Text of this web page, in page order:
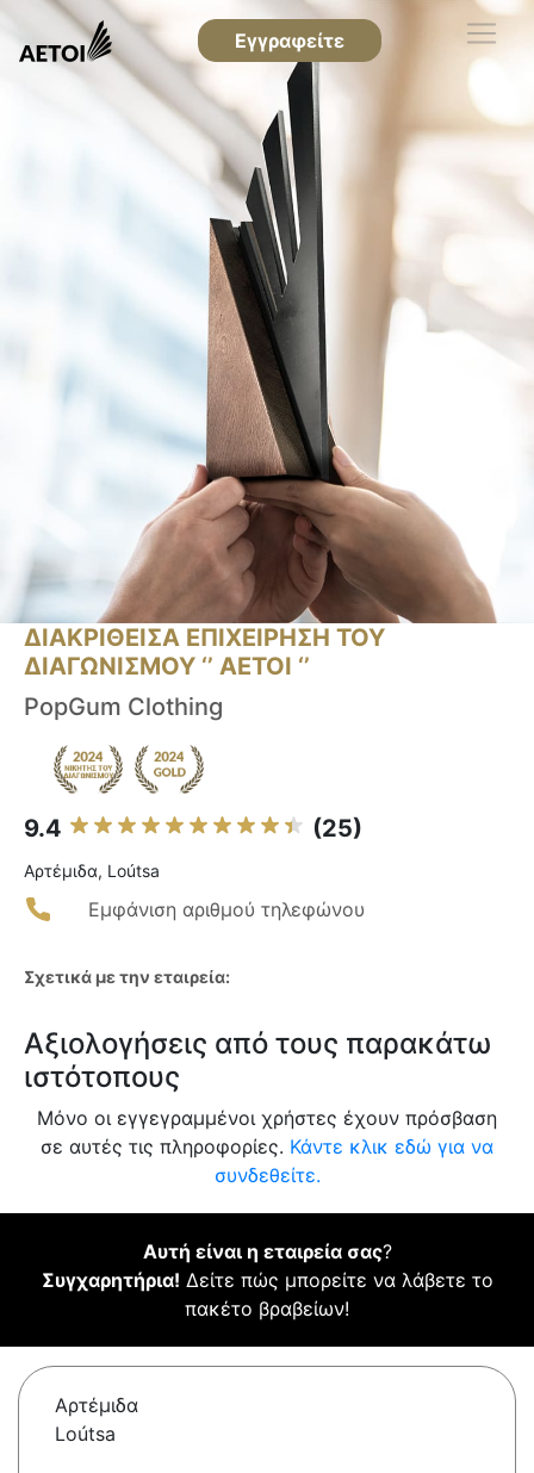
Εγγραφείτε
ΔΙΑΚΡΙΘΕΙΣΑ ΕΠΙΧΕΙΡΗΣΗ ΤΟΥ
ΔΙΑΓΩΝΙΣΜΟΥ ‘’ ΑΕΤΟΙ ‘’
PopGum Clothing
9.4 (25)
Αρτέμιδα, Loútsa
Εμφάνιση αριθμού τηλεφώνου
Σχετικά με την εταιρεία:
Αξιολογήσεις από τους παρακάτω
ιστότοπους
Μόνο οι εγγεγραμμένοι χρήστες έχουν πρόσβαση
σε αυτές τις πληροφορίες. Κάντε κλικ εδώ για να
συνδεθείτε.
Αυτή είναι η εταιρεία σας?
Συγχαρητήρια! Δείτε πώς μπορείτε να λάβετε το
πακέτο βραβείων!
Αρτέμιδα
Loútsa